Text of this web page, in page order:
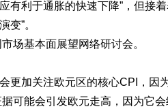
有利于通胀的快速下降”，但接
变”。
场基本面展望网络研讨会。
更加关注欧元区的核心CPI，
可能会引发欧元走高，因为它